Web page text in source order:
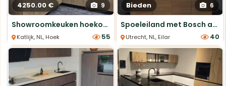
4250.00 € 9
Showroomkeuken hoekopstelling houtlook 249,5x249,5 cm ETNA
Katlijk, NL, Hoek keukens 55
Bieden 6
Spoeleiland met Bosch apparatuur en schuine afzuigkap
Utrecht, NL, Eiland Keukens 40